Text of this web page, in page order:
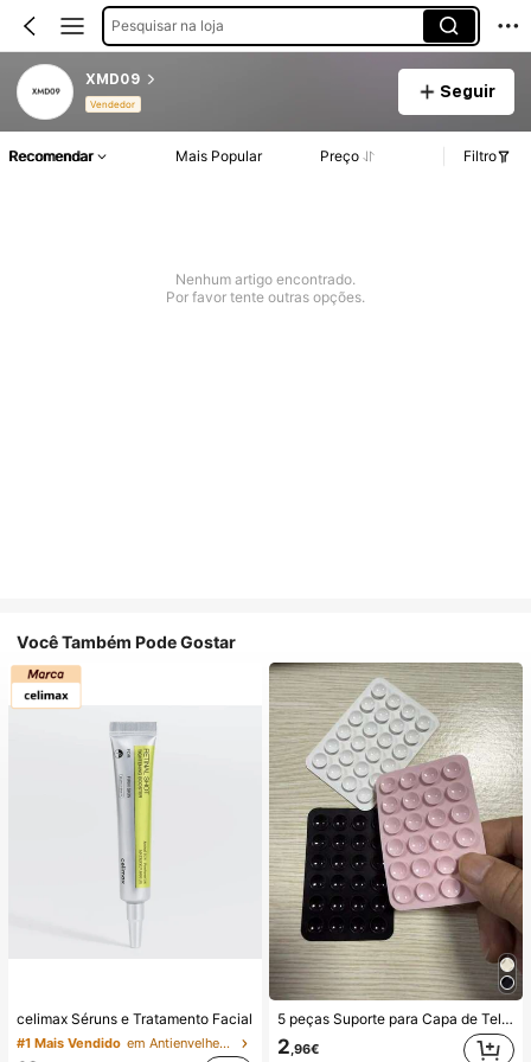
Pesquisar na loja
XMD09
Vendedor
Seguir
Recomendar Mais Popular Preço Filtro
Nenhum artigo encontrado.
Por favor tente outras opções.
Você Também Pode Gostar
celimax Séruns e Tratamento Facial
#1 Mais Vendido em Antienvelhecimento Séruns e Tratamento Facial
5 peças Suporte para Capa de Telemóvel com Ventosa de Silicone, Suporte de Ventosa para Telemóvel, Suporte Adesivo para Telemóvel, Suporte Adesivo para Telemóvel (Antes de utilizar, limpe cuidadosamente a superfície para garantir que está limpa e plana. Aguarde 30 minutos após colar para utilizar), Essencial
2,96€